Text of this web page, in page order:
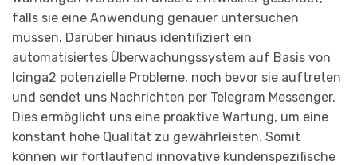
falls sie eine Anwendung genauer untersuchen
müssen. Darüber hinaus identifiziert ein
automatisiertes Überwachungssystem auf Basis von
Icinga2 potenzielle Probleme, noch bevor sie auftreten
und sendet uns Nachrichten per Telegram Messenger.
Dies ermöglicht uns eine proaktive Wartung, um eine
konstant hohe Qualität zu gewährleisten. Somit
können wir fortlaufend innovative kundenspezifische